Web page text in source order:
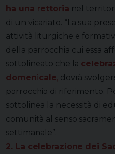
ha una rettoria nel
di un vicariato. “La sua
attività liturgiche e
della parrocchia cui essa
sottolineato che la
domenicale, dovrà
parrocchia di riferimento.
sottolinea la necessità di
comunità al senso
settimanale”.
2. La celebrazione dei